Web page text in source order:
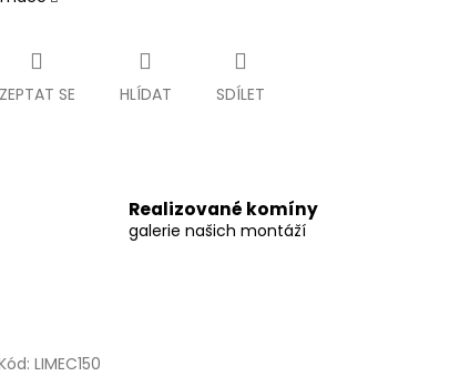
ZEPTAT SE HLÍDAT SDÍLET
Realizované komíny
galerie našich montáží
LIMEC150